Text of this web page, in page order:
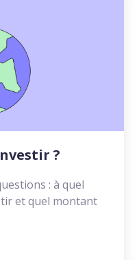
?
: à quel
et quel montant